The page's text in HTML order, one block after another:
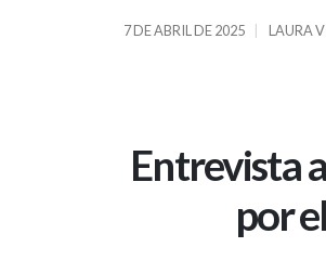
7 DE ABRIL DE 2025 LAURA
Entrevista
por